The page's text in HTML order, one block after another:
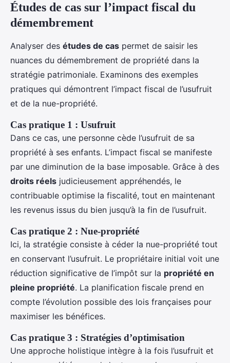
Études de cas sur l’impact fiscal du
démembrement
Analyser des études de cas permet de saisir les
nuances du démembrement de propriété dans la
stratégie patrimoniale. Examinons des exemples
pratiques qui démontrent l’impact fiscal de l’usufruit
et de la nue-propriété.
Cas pratique 1 : Usufruit
Dans ce cas, une personne cède l’usufruit de sa
propriété à ses enfants. L’impact fiscal se manifeste
par une diminution de la base imposable. Grâce à des
droits réels judicieusement appréhendés, le
contribuable optimise la fiscalité, tout en maintenant
les revenus issus du bien jusqu’à la fin de l’usufruit.
Cas pratique 2 : Nue-propriété
Ici, la stratégie consiste à céder la nue-propriété tout
en conservant l’usufruit. Le propriétaire initial voit une
réduction significative de l’impôt sur la propriété en
pleine propriété. La planification fiscale prend en
compte l’évolution possible des lois françaises pour
maximiser les bénéfices.
Cas pratique 3 : Stratégies d’optimisation
Une approche holistique intègre à la fois l’usufruit et